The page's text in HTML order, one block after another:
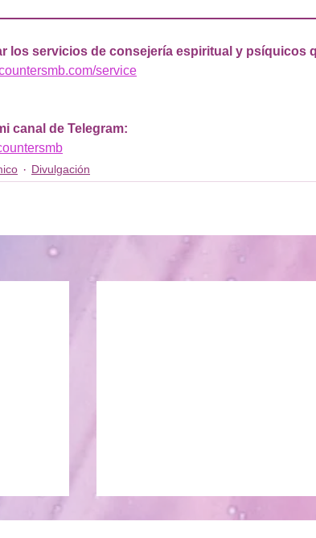
los servicios de consejería espiritual y psíquicos
service
canal de Telegram:
Divulgación